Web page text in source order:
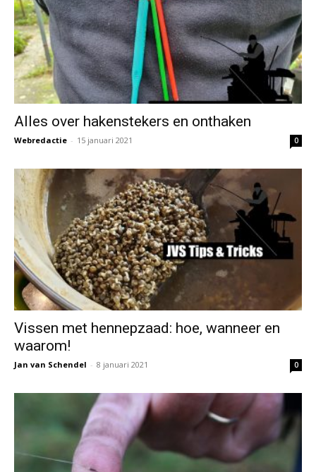
Alles over hakenstekers en onthaken
Webredactie - 15 januari 2021 0
Vissen met hennepzaad: hoe, wanneer en
waarom!
Jan van Schendel - 8 januari 2021 0